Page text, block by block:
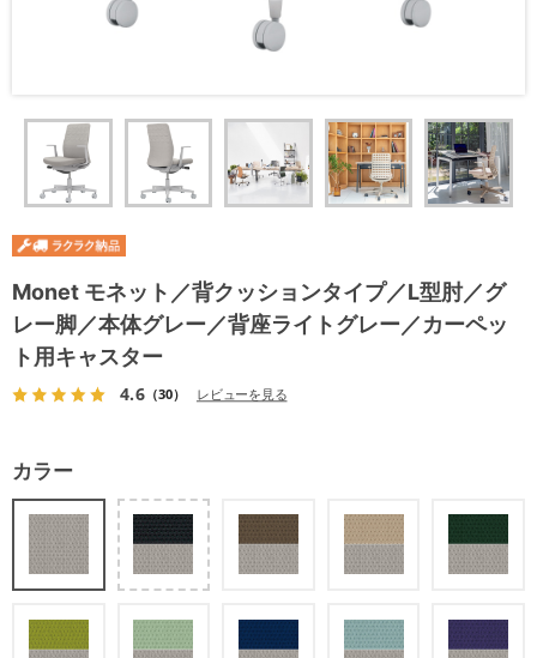
Monet モネット／背クッションタイプ／L型肘／グ
レー脚／本体グレー／背座ライトグレー／カーペッ
ト用キャスター
4.6（30） レビューを見る
カラー